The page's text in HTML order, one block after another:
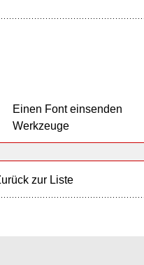
Einen Font einsenden
Werkzeuge
zur Liste